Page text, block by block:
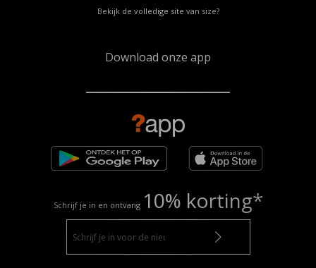
Bekijk de volledige site van size?
Download onze app
Schrijf je in en ontvang 10% korting*